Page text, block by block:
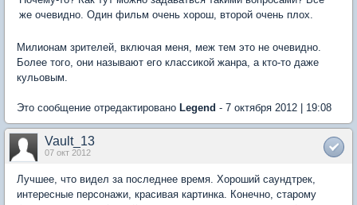
же очевидно. Один фильм очень хорош, второй очень плох.
Милионам зрителей, включая меня, меж тем это не очевидно.
Более того, они называют его классикой жанра, а кто-то даже
кульовым.
Это сообщение отредактировано Legend - 7 октября 2012 | 19:08
Vault_13
07 окт 2012
Лучшее, что видел за последнее время. Хороший саундтрек,
интересные персонажи, красивая картинка. Конечно, старому